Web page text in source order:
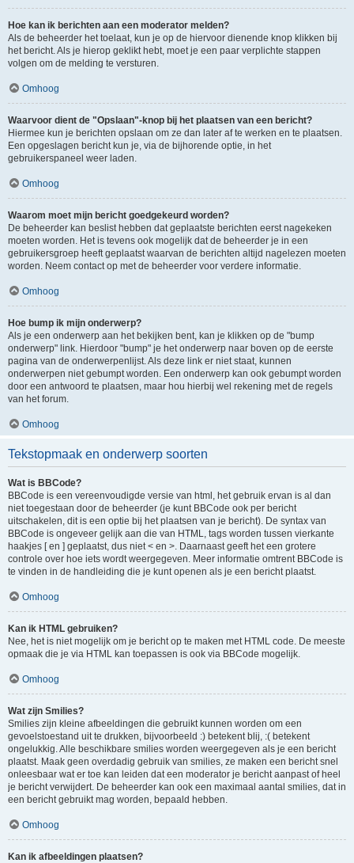
Hoe kan ik berichten aan een moderator melden?
Als de beheerder het toelaat, kun je op de hiervoor dienende knop klikken bij
het bericht. Als je hierop geklikt hebt, moet je een paar verplichte stappen
volgen om de melding te versturen.
Omhoog
Waarvoor dient de "Opslaan"-knop bij het plaatsen van een bericht?
Hiermee kun je berichten opslaan om ze dan later af te werken en te plaatsen.
Een opgeslagen bericht kun je, via de bijhorende optie, in het
gebruikerspaneel weer laden.
Omhoog
Waarom moet mijn bericht goedgekeurd worden?
De beheerder kan beslist hebben dat geplaatste berichten eerst nagekeken
moeten worden. Het is tevens ook mogelijk dat de beheerder je in een
gebruikersgroep heeft geplaatst waarvan de berichten altijd nagelezen moeten
worden. Neem contact op met de beheerder voor verdere informatie.
Omhoog
Hoe bump ik mijn onderwerp?
Als je een onderwerp aan het bekijken bent, kan je klikken op de "bump
onderwerp" link. Hierdoor "bump" je het onderwerp naar boven op de eerste
pagina van de onderwerpenlijst. Als deze link er niet staat, kunnen
onderwerpen niet gebumpt worden. Een onderwerp kan ook gebumpt worden
door een antwoord te plaatsen, maar hou hierbij wel rekening met de regels
van het forum.
Omhoog
Tekstopmaak en onderwerp soorten
Wat is BBCode?
BBCode is een vereenvoudigde versie van html, het gebruik ervan is al dan
niet toegestaan door de beheerder (je kunt BBCode ook per bericht
uitschakelen, dit is een optie bij het plaatsen van je bericht). De syntax van
BBCode is ongeveer gelijk aan die van HTML, tags worden tussen vierkante
haakjes [ en ] geplaatst, dus niet < en >. Daarnaast geeft het een grotere
controle over hoe iets wordt weergegeven. Meer informatie omtrent BBCode is
te vinden in de handleiding die je kunt openen als je een bericht plaatst.
Omhoog
Kan ik HTML gebruiken?
Nee, het is niet mogelijk om je bericht op te maken met HTML code. De meeste
opmaak die je via HTML kan toepassen is ook via BBCode mogelijk.
Omhoog
Wat zijn Smilies?
Smilies zijn kleine afbeeldingen die gebruikt kunnen worden om een
gevoelstoestand uit te drukken, bijvoorbeeld :) betekent blij, :( betekent
ongelukkig. Alle beschikbare smilies worden weergegeven als je een bericht
plaatst. Maak geen overdadig gebruik van smilies, ze maken een bericht snel
onleesbaar wat er toe kan leiden dat een moderator je bericht aanpast of heel
je bericht verwijdert. De beheerder kan ook een maximaal aantal smilies, dat in
een bericht gebruikt mag worden, bepaald hebben.
Omhoog
Kan ik afbeeldingen plaatsen?